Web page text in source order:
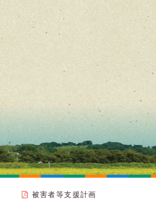
被害者等支援計画